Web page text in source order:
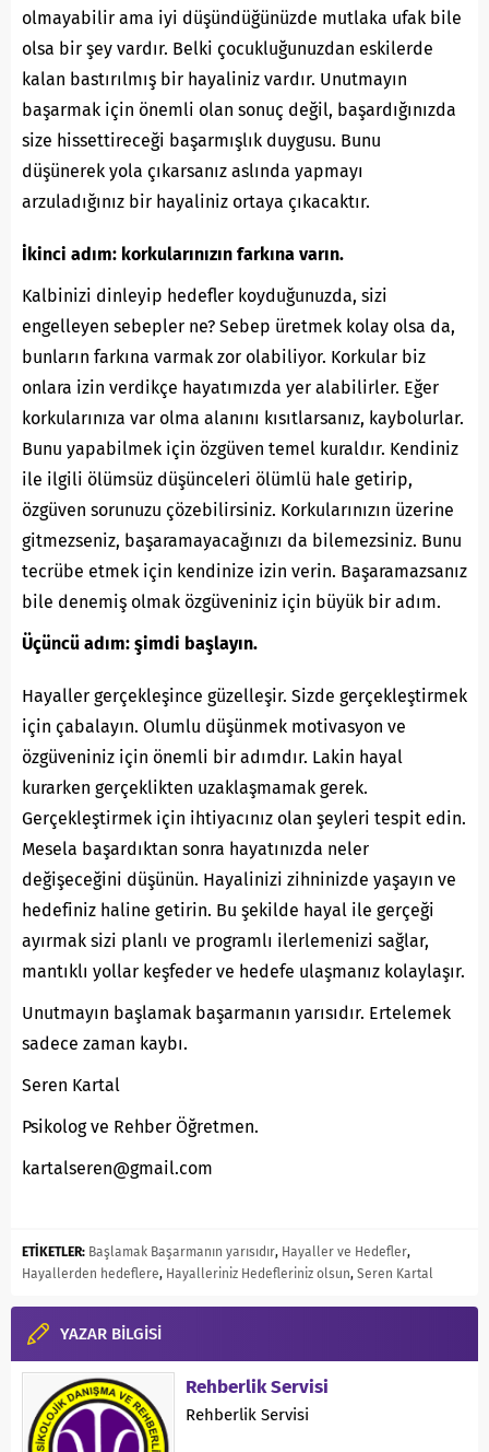
olmayabilir ama iyi düşündüğünüzde mutlaka ufak bile
olsa bir şey vardır. Belki çocukluğunuzdan eskilerde
kalan bastırılmış bir hayaliniz vardır. Unutmayın
başarmak için önemli olan sonuç değil, başardığınızda
size hissettireceği başarmışlık duygusu. Bunu
düşünerek yola çıkarsanız aslında yapmayı
arzuladığınız bir hayaliniz ortaya çıkacaktır.
İkinci adım: korkularınızın farkına varın.
Kalbinizi dinleyip hedefler koyduğunuzda, sizi
engelleyen sebepler ne? Sebep üretmek kolay olsa da,
bunların farkına varmak zor olabiliyor. Korkular biz
onlara izin verdikçe hayatımızda yer alabilirler. Eğer
korkularınıza var olma alanını kısıtlarsanız, kaybolurlar.
Bunu yapabilmek için özgüven temel kuraldır. Kendiniz
ile ilgili ölümsüz düşünceleri ölümlü hale getirip,
özgüven sorunuzu çözebilirsiniz. Korkularınızın üzerine
gitmezseniz, başaramayacağınızı da bilemezsiniz. Bunu
tecrübe etmek için kendinize izin verin. Başaramazsanız
bile denemiş olmak özgüveniniz için büyük bir adım.
Üçüncü adım: şimdi başlayın.
Hayaller gerçekleşince güzelleşir. Sizde gerçekleştirmek
için çabalayın. Olumlu düşünmek motivasyon ve
özgüveniniz için önemli bir adımdır. Lakin hayal
kurarken gerçeklikten uzaklaşmamak gerek.
Gerçekleştirmek için ihtiyacınız olan şeyleri tespit edin.
Mesela başardıktan sonra hayatınızda neler
değişeceğini düşünün. Hayalinizi zihninizde yaşayın ve
hedefiniz haline getirin. Bu şekilde hayal ile gerçeği
ayırmak sizi planlı ve programlı ilerlemenizi sağlar,
mantıklı yollar keşfeder ve hedefe ulaşmanız kolaylaşır.
Unutmayın başlamak başarmanın yarısıdır. Ertelemek
sadece zaman kaybı.
Seren Kartal
Psikolog ve Rehber Öğretmen.
kartalseren@gmail.com
ETİKETLER: Başlamak Başarmanın yarısıdır, Hayaller ve Hedefler,
Hayallerden hedeflere, Hayalleriniz Hedefleriniz olsun, Seren Kartal
YAZAR BİLGİSİ
Rehberlik Servisi
Rehberlik Servisi